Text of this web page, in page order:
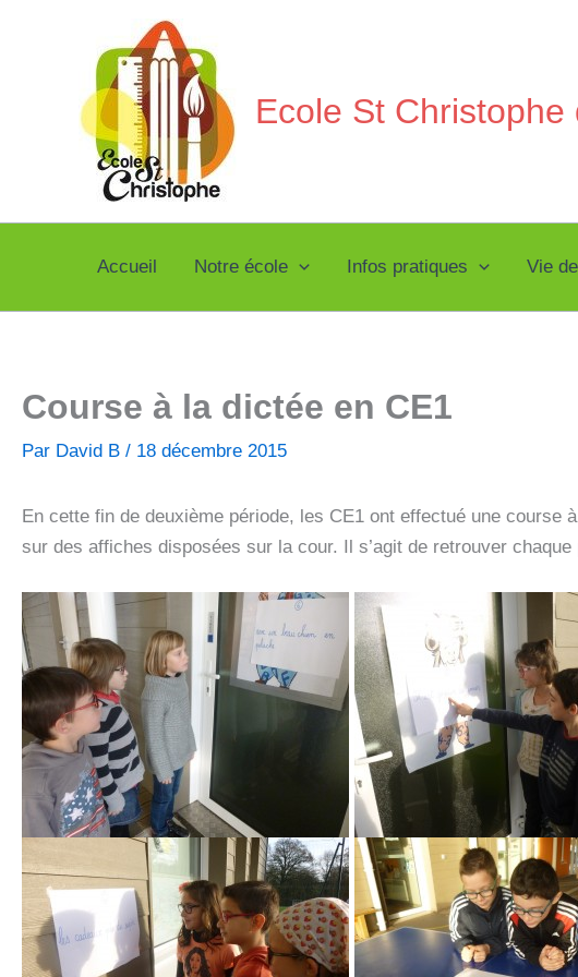
Ecole St Christophe
Accueil Notre école Infos pratiques Vie
Course à la dictée en CE1
Par David B / 18 décembre 2015
En cette fin de deuxième période, les CE1 ont effectué une
sur des affiches disposées sur la cour. Il s’agit de retrouver